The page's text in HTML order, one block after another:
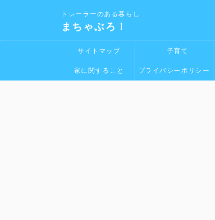
トレーラーのある暮らし
まちゃぶろ！
サイトマップ 子育て
家に関すること プライバシーポリシー